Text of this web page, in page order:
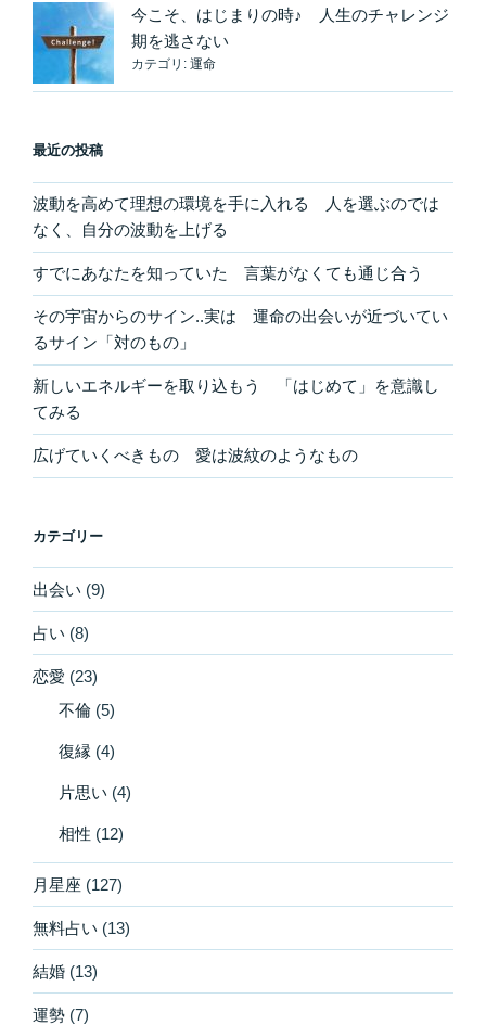
今こそ、はじまりの時♪ 人生のチャレンジ
期を逃さない
カテゴリ: 運命
最近の投稿
波動を高めて理想の環境を手に入れる 人を選ぶのでは
なく、自分の波動を上げる
すでにあなたを知っていた 言葉がなくても通じ合う
その宇宙からのサイン..実は 運命の出会いが近づいてい
るサイン「対のもの」
新しいエネルギーを取り込もう 「はじめて」を意識し
てみる
広げていくべきもの 愛は波紋のようなもの
カテゴリー
出会い (9)
占い (8)
恋愛 (23)
不倫 (5)
復縁 (4)
片思い (4)
相性 (12)
月星座 (127)
無料占い (13)
結婚 (13)
運勢 (7)